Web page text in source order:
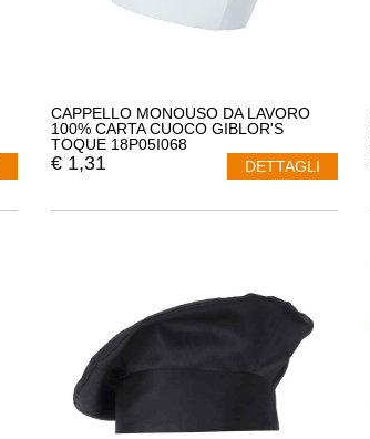
CAPPELLO MONOUSO DA LAVORO
100% CARTA CUOCO GIBLOR'S
TOQUE 18P05I068
€ 1,31 DETTAGLI